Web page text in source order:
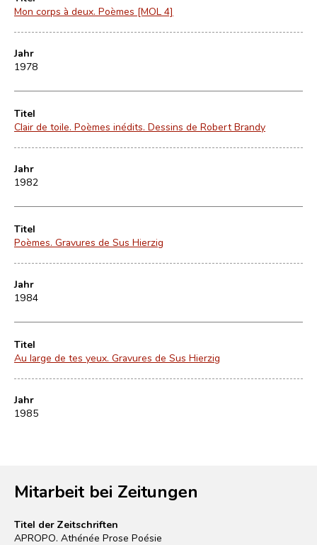
Mon corps à deux. Poèmes [MOL 4]
Jahr
1978
Titel
Clair de toile. Poèmes inédits. Dessins de Robert Brandy
Jahr
1982
Titel
Poèmes. Gravures de Sus Hierzig
Jahr
1984
Titel
Au large de tes yeux. Gravures de Sus Hierzig
Jahr
1985
Mitarbeit bei Zeitungen
Titel der Zeitschriften
APROPO. Athénée Prose Poésie